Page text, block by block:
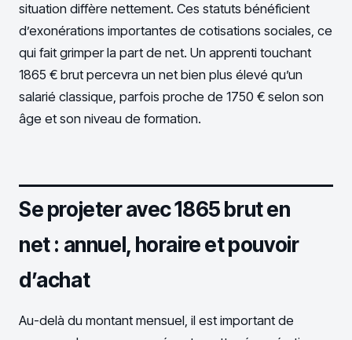
situation diffère nettement. Ces statuts bénéficient
d’exonérations importantes de cotisations sociales, ce
qui fait grimper la part de net. Un apprenti touchant
1865 € brut percevra un net bien plus élevé qu’un
salarié classique, parfois proche de 1750 € selon son
âge et son niveau de formation.
Se projeter avec 1865 brut en
net : annuel, horaire et pouvoir
d’achat
Au-delà du montant mensuel, il est important de